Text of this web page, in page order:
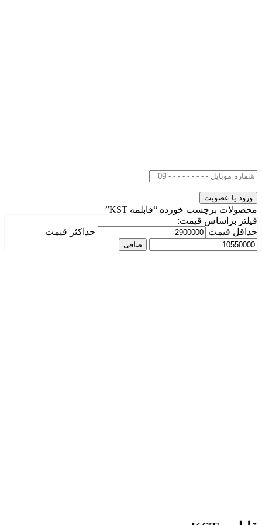
محصولات برچسب خورده “قابلمه KST”
فیلتر براساس قیمت:
حداقل قیمت
حداكثر قيمت
صافی